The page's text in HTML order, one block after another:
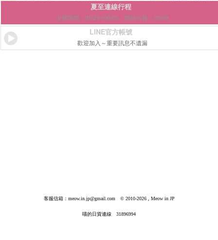
夏至連線行程
出國期間：05/26~06/05。開始出貨：06/09
LINE官方帳號
歡迎加入～重要訊息不遺漏